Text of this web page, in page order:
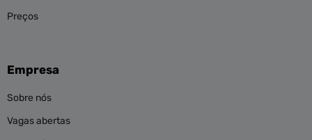
Preços
Empresa
Sobre nós
Vagas abertas